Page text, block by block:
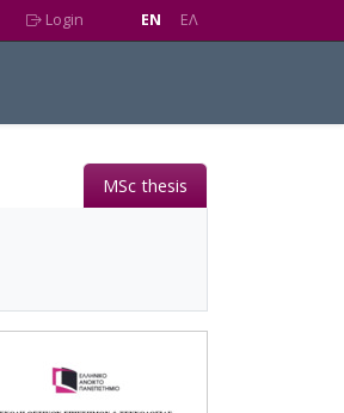
Login EN EΛ
MSc thesis